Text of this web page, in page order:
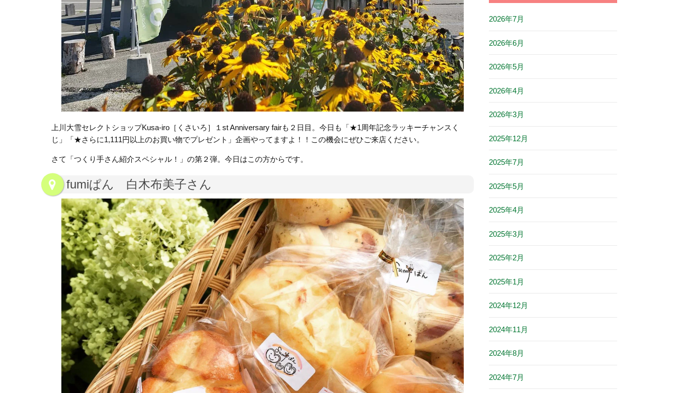
上川大雪セレクトショップKusa-iro［くさいろ］１st Anniversary fairも２日目。今日も「★1周年記念ラッキーチャンスく
じ」「★さらに1,111円以上のお買い物でプレゼント」企画やってますよ！！この機会にぜひご来店ください。
さて「つくり手さん紹介スペシャル！」の第２弾。今日はこの方からです。
fumiぱん 白木布美子さん
2026年7月
2026年6月
2026年5月
2026年4月
2026年3月
2025年12月
2025年7月
2025年5月
2025年4月
2025年3月
2025年2月
2025年1月
2024年12月
2024年11月
2024年8月
2024年7月